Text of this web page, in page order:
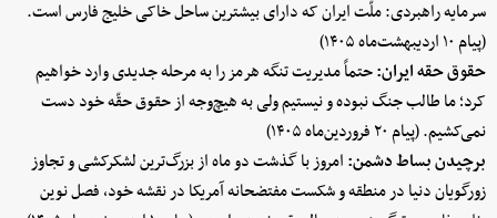
سرمایه‌ راهبردی: ملّت ایران که دارای بیشترین ساحل خاکی خلیج فارس است.
(پیام ۱۰ اردیبهشت‌ماه ۱۴۰۵)
حقوق حقه ایران:حتماً مدیریت تنگه هرمز را به مرحله جدیدی وارد خواهیم
کرد؛ ما طالب جنگ نبوده و نیستیم ولی به هیچ‌وجه از حقوق حقّه خود دست
نمی‌کشیم. (پیام ۲۰ فروردین‌ماه ۱۴۰۵)
برچیدن بساط دشمن:امروز با گذشت دو ماه از بزرگ‌ترین لشکرکشی و تجاوز
زورگویان دنیا در منطقه و شکست مفتضحانه‌ آمریکا در نقشه‌ خود، فصل نوین